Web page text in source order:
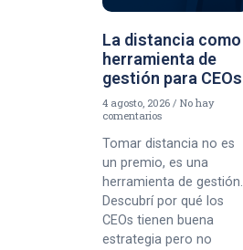
La distancia como
herramienta de
gestión para CEOs
4 agosto, 2026
No hay
comentarios
Tomar distancia no es
un premio, es una
herramienta de gestión.
Descubrí por qué los
CEOs tienen buena
estrategia pero no